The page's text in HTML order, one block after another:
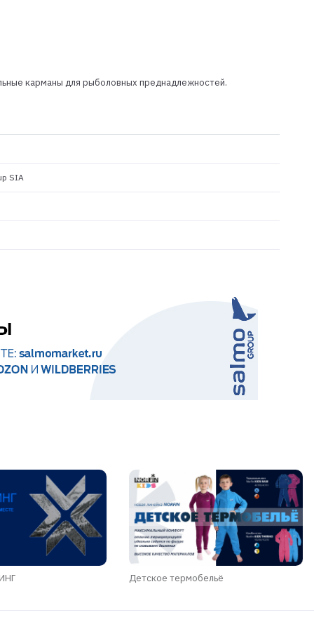
карманы для рыболовных преднадлежностей.
SIA
Детское термобельё